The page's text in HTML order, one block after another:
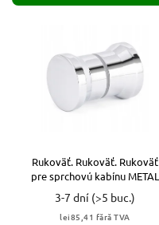
Cele mai scumpe
Rukoväť. Rukoväť. Rukoväť
pre sprchovú kabínu METAL
3-7 dní (>5 buc.)
lei85,41 fără TVA